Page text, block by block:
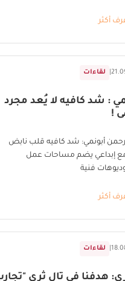
أكثر
لقاءات
: شد كافيه لا يُعد مجرد
!
أبونمي: شد كافيه قلب نابض
إبداعي يضم مساحات عمل
فنية
أكثر
لقاءات
هدفنا في تال ثري